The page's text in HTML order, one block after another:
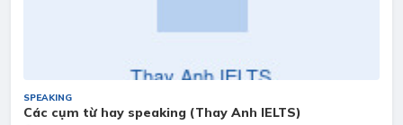
SPEAKING
Các cụm từ hay speaking (Thay Anh IELTS)